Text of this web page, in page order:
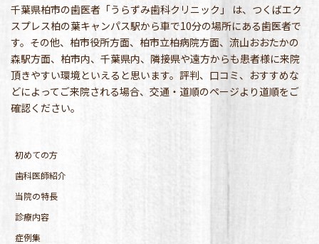
千葉県柏市の歯医者「うらずみ歯科クリニック」 は、つくばエク
スプレス柏の葉キャンパス駅から車で10分の場所にある歯医者で
す。その他、柏市役所方面、柏市立柏病院方面、流山おおたかの
森駅方面、柏市内、千葉県内、隣接県や遠方からも患者様に来院
頂きやすい環境といえると思います。評判、口コミ、おすすめな
どによってご来院される場合、交通・道順のページより道順をご
確認ください。
初めての方
歯科医師紹介
当院の特長
診療内容
症例集